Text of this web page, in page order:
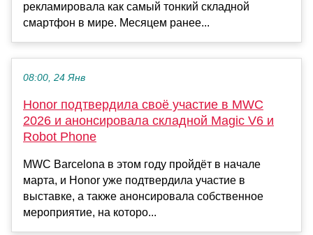
рекламировала как самый тонкий складной
смартфон в мире. Месяцем ранее...
08:00, 24 Янв
Honor подтвердила своё участие в MWC
2026 и анонсировала складной Magic V6 и
Robot Phone
MWC Barcelona в этом году пройдёт в начале
марта, и Honor уже подтвердила участие в
выставке, а также анонсировала собственное
мероприятие, на которо...